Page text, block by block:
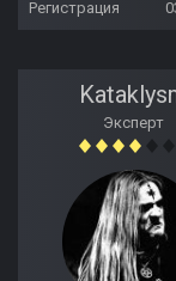
Регистрация
Эксперт